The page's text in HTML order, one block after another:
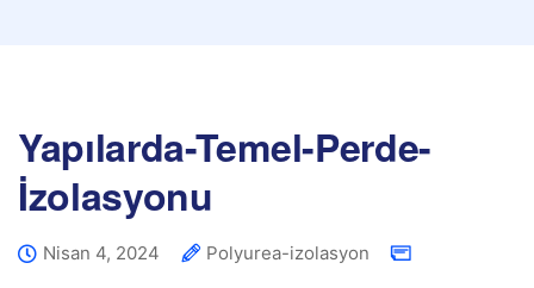
Yapılarda-Temel-Perde-
İzolasyonu
Nisan 4, 2024 Polyurea-izolasyon